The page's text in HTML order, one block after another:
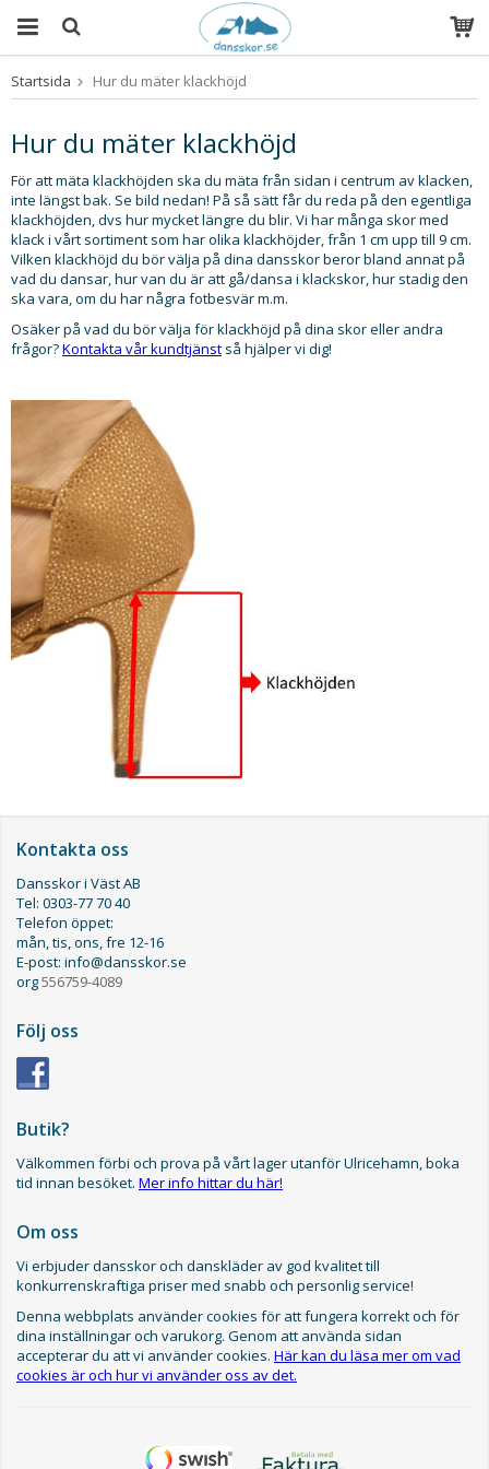
Produkten har blivit tillagd i varukorgen
Startsida Hur du mäter klackhöjd
Hur du mäter klackhöjd
För att mäta klackhöjden ska du mäta från sidan i centrum av klacken,
inte längst bak. Se bild nedan! På så sätt får du reda på den egentliga
klackhöjden, dvs hur mycket längre du blir. Vi har många skor med
klack i vårt sortiment som har olika klackhöjder, från 1 cm upp till 9 cm.
Vilken klackhöjd du bör välja på dina dansskor beror bland annat på
vad du dansar, hur van du är att gå/dansa i klackskor, hur stadig den
ska vara, om du har några fotbesvär m.m.
Osäker på vad du bör välja för klackhöjd på dina skor eller andra
frågor?Kontakta vår kundtjänst så hjälper vi dig!
Kontakta oss
Dansskor i Väst AB
Tel: 0303-77 70 40
Telefon öppet:
mån, tis, ons, fre 12-16
E-post: info@dansskor.se
org556759-4089
Följ oss
Butik?
Välkommen förbi och prova på vårt lager utanför Ulricehamn, boka
tid innan besöket. Mer info hittar du här!
Om oss
Vi erbjuder dansskor och danskläder av god kvalitet till
konkurrenskraftiga priser med snabb och personlig service!
Denna webbplats använder cookies för att fungera korrekt och för
dina inställningar och varukorg. Genom att använda sidan
accepterar du att vi använder cookies. Här kan du läsa mer om vad
cookies är och hur vi använder oss av det.